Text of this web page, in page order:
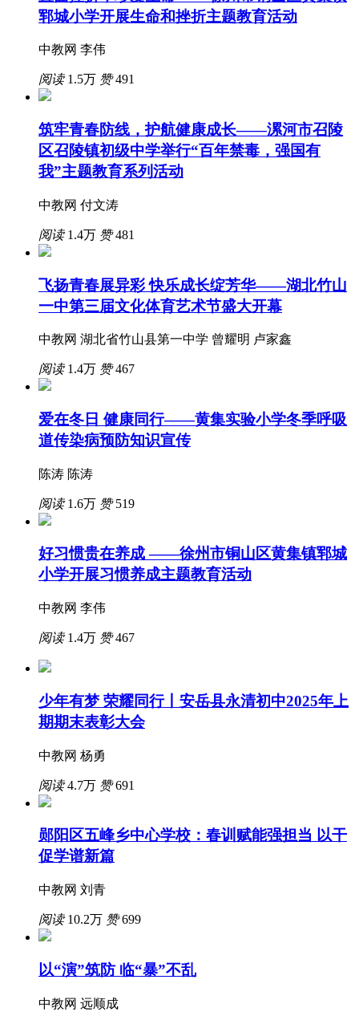
郓城小学开展生命和挫折主题教育活动
中教网 李伟
阅读1.5万 赞491
筑牢青春防线，护航健康成长——漯河市召陵
区召陵镇初级中学举行“百年禁毒，强国有
我”主题教育系列活动
中教网 付文涛
阅读1.4万 赞481
飞扬青春展异彩 快乐成长绽芳华——湖北竹山
一中第三届文化体育艺术节盛大开幕
中教网 湖北省竹山县第一中学 曾耀明 卢家鑫
阅读1.4万 赞467
爱在冬日 健康同行——黄集实验小学冬季呼吸
道传染病预防知识宣传
陈涛 陈涛
阅读1.6万 赞519
好习惯贵在养成 ——徐州市铜山区黄集镇郓城
小学开展习惯养成主题教育活动
中教网 李伟
阅读1.4万 赞467
少年有梦 荣耀同行丨安岳县永清初中2025年上
期期末表彰大会
中教网 杨勇
阅读4.7万 赞691
郧阳区五峰乡中心学校：春训赋能强担当 以干
促学谱新篇
中教网 刘青
阅读10.2万 赞699
以“演”筑防 临“暴”不乱
中教网 远顺成